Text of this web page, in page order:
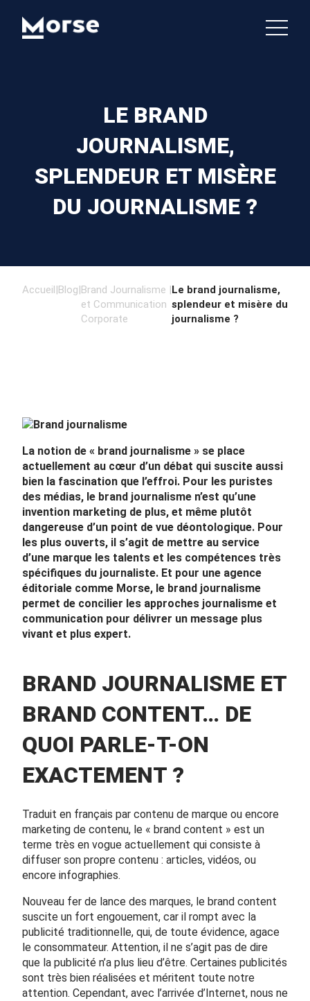
LE BRAND
JOURNALISME,
SPLENDEUR ET MISÈRE
DU JOURNALISME ?
Accueil|Blog|Brand Journalisme
et Communication
Corporate
|Le brand journalisme,
splendeur et misère du
journalisme ?
La notion de « brand journalisme » se place
actuellement au cœur d’un débat qui suscite aussi
bien la fascination que l’effroi. Pour les puristes
des médias, le brand journalisme n’est qu’une
invention marketing de plus, et même plutôt
dangereuse d’un point de vue déontologique. Pour
les plus ouverts, il s’agit de mettre au service
d’une marque les talents et les compétences très
spécifiques du journaliste. Et pour une agence
éditoriale comme Morse, le brand journalisme
permet de concilier les approches journalisme et
communication pour délivrer un message plus
vivant et plus expert.
BRAND JOURNALISME ET
BRAND CONTENT… DE
QUOI PARLE-T-ON
EXACTEMENT ?
Traduit en français par contenu de marque ou encore
marketing de contenu, le « brand content » est un
terme très en vogue actuellement qui consiste à
diffuser son propre contenu : articles, vidéos, ou
encore infographies.
Nouveau fer de lance des marques, le brand content
suscite un fort engouement, car il rompt avec la
publicité traditionnelle, qui, de toute évidence, agace
le consommateur. Attention, il ne s’agit pas de dire
que la publicité n’a plus lieu d’être. Certaines publicités
sont très bien réalisées et méritent toute notre
attention. Cependant, avec l’arrivée d’Internet, nous ne